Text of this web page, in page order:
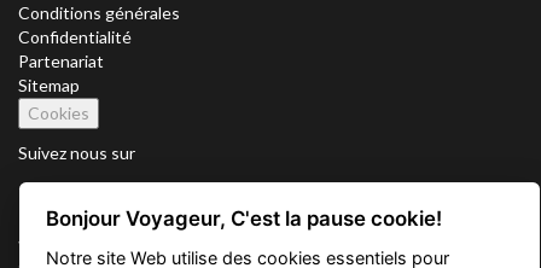
Conditions générales
Confidentialité
Partenariat
Sitemap
Cookies
Suivez nous sur
Vacation Key Corp. 2905 Point East Drive #L-215. Aventura.
Bonjour Voyageur, C'est la pause cookie!
Notre site Web utilise des cookies essentiels pour